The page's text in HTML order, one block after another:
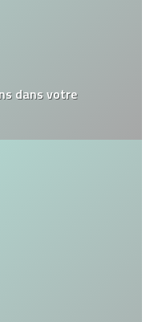
dans votre